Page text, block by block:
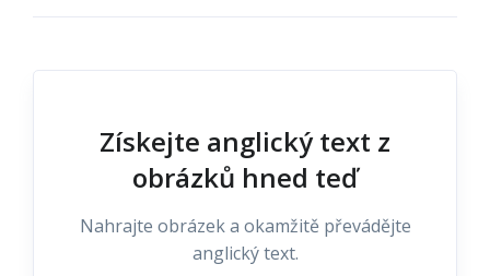
Získejte anglický text z
obrázků hned teď
Nahrajte obrázek a okamžitě převádějte
anglický text.